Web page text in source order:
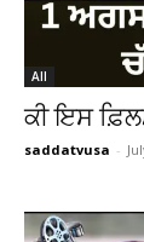
All
ਕੀ ਇਸ
saddatvusa -